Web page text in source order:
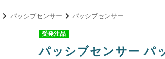
パッシブセンサー パッシブセンサー
受発注品
パッシブセンサー パ